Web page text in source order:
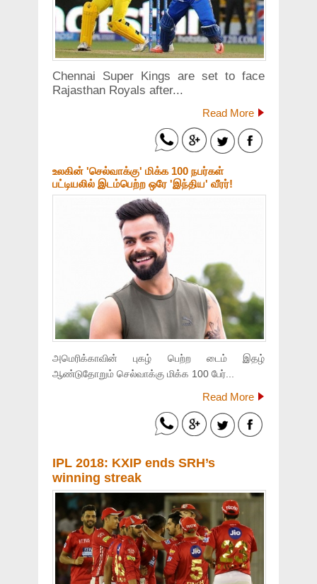
Chennai Super Kings are set to face
Rajasthan Royals after...
Read More
உலகின் 'செல்வாக்கு' மிக்க 100 நபர்கள்
பட்டியலில் இடம்பெற்ற ஒரே 'இந்திய' வீரர்!
அமெரிக்காவின் புகழ் பெற்ற டைம் இதழ்
ஆண்டுதோறும் செல்வாக்கு மிக்க 100 பேர்...
Read More
IPL 2018: KXIP ends SRH’s
winning streak